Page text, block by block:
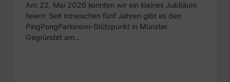
Am 22. Mai 2026 konnten wir ein kleines Jubiläum
feiern: Seit inzwischen fünf Jahren gibt es den
PingPongParkinson-Stützpunkt in Münster.
Gegründet am…